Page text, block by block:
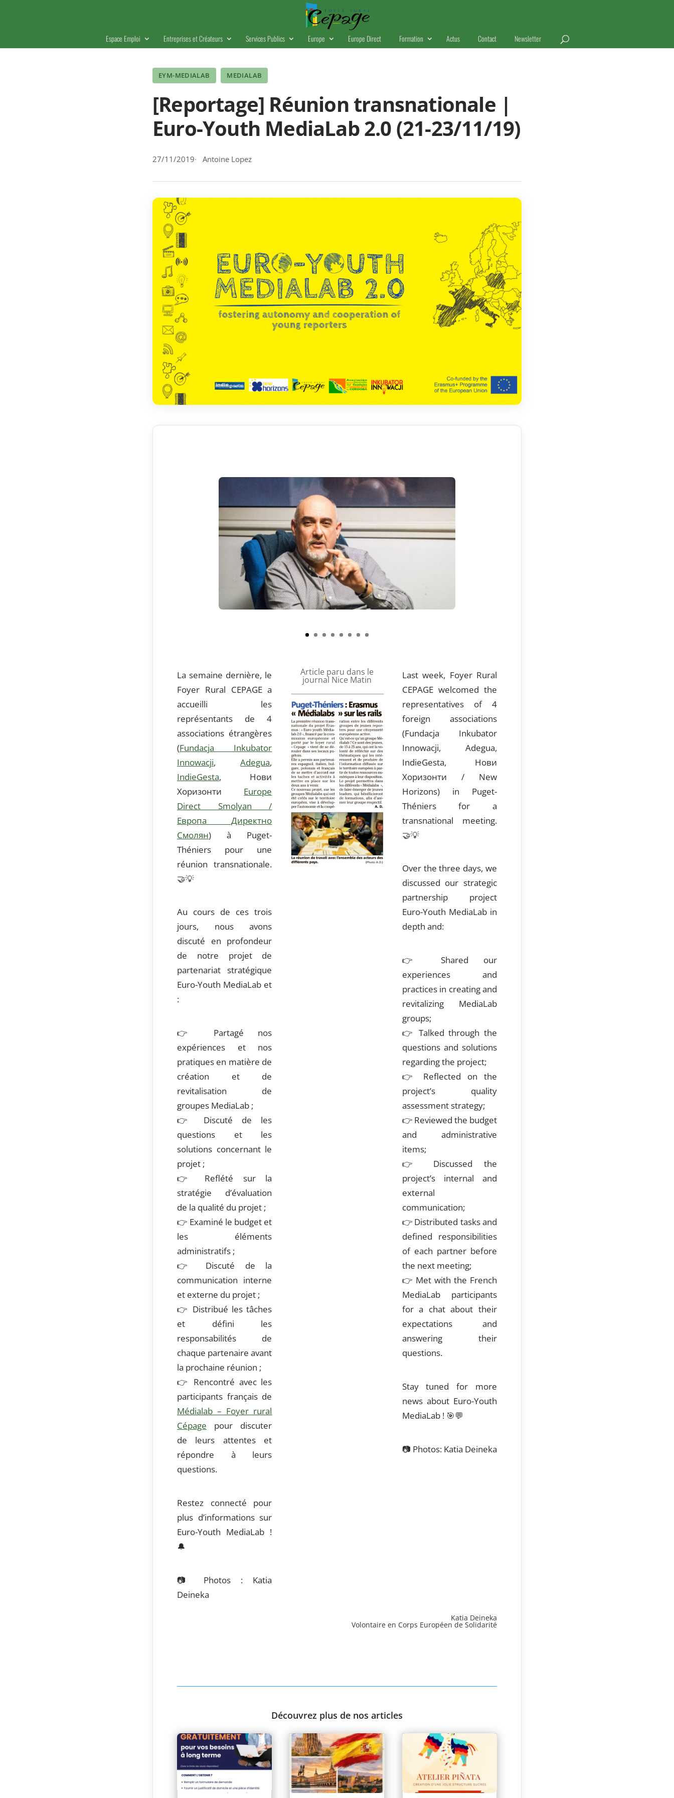
Espace Emploi Entreprises et Créateurs Services Publics Europe Europe Direct Formation Actus Contact Newsletter
EYM-MEDIALAB MEDIALAB
[Reportage] Réunion transnationale |
Euro-Youth MediaLab 2.0 (21-23/11/19)
27/11/2019 Antoine Lopez
La semaine dernière, le
Foyer Rural CEPAGE a
accueilli les
représentants de 4
associations étrangères
(Fundacja Inkubator
Innowacji,Adegua,
IndieGesta, Нови
Хоризонти Europe
Direct Smolyan /
Европа Директно
Смолян) à Puget-
Théniers pour une
réunion transnationale.
🤝💡
Au cours de ces trois
jours, nous avons
discuté en profondeur
de notre projet de
partenariat stratégique
Euro-Youth MediaLab et
:
👉
Partagé nos
expériences et nos
pratiques en matière de
création et de
revitalisation de
groupes MediaLab ;
👉
Discuté de les
questions et les
solutions concernant le
projet ;
👉
Reflété sur la
stratégie d’évaluation
de la qualité du projet ;
👉 Examiné le budget et
les éléments
administratifs ;
👉
Discuté de la
communication interne
et externe du projet ;
👉 Distribué les tâches
et défini les
responsabilités de
chaque partenaire avant
la prochaine réunion ;
👉
Rencontré avec les
participants français de
Médialab – Foyer rural
Cépage pour discuter
de leurs attentes et
répondre à leurs
questions.
Restez connecté pour
plus d’informations sur
Euro-Youth MediaLab !
🔔
📷
Photos : Katia
Deineka
Article paru dans le
journal Nice Matin
Last week, Foyer Rural
CEPAGE welcomed the
representatives of 4
foreign associations
(Fundacja Inkubator
Innowacji, Adegua,
IndieGesta, Нови
Хоризонти / New
Horizons) in Puget-
Théniers for a
transnational meeting.
🤝💡
Over the three days, we
discussed our strategic
partnership project
Euro-Youth MediaLab in
depth and:
👉
Shared our
experiences and
practices in creating and
revitalizing MediaLab
groups;
👉 Talked through the
questions and solutions
regarding the project;
👉
Reflected on the
project’s quality
assessment strategy;
👉Reviewed the budget
and administrative
items;
👉
Discussed the
project’s internal and
external
communication;
👉 Distributed tasks and
defined responsibilities
of each partner before
the next meeting;
👉 Met with the French
MediaLab participants
for a chat about their
expectations and
answering their
questions.
Stay tuned for more
news about Euro-Youth
MediaLab ! 🎯💬
📷 Photos: Katia Deineka
Katia Deineka
Volontaire en Corps Européen de Solidarité
Découvrez plus de nos articles